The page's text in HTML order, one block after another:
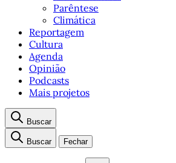
Parêntese
Climática
Reportagem
Cultura
Agenda
Opinião
Podcasts
Mais projetos
Buscar
Buscar Fechar